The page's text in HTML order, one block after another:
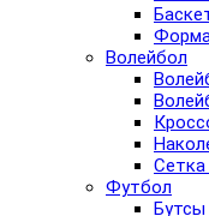
Волейбол
Сетка
Футбол